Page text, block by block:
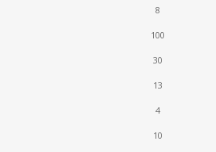
8
100
30
13
4
10